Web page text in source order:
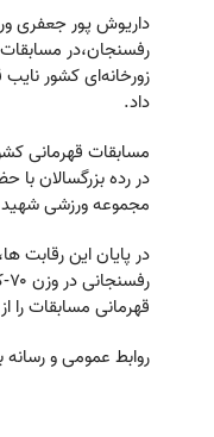
داریوش پور جعفری
رفسنجان،در
زورخانه‌ای کشور
داد.
مسابقات قهرمانی
در رده بزرگسالان با
مجموعه ورزشی شهید
در پایان این رقابت
قهرمانی مسابقات را
روابط عمومی و